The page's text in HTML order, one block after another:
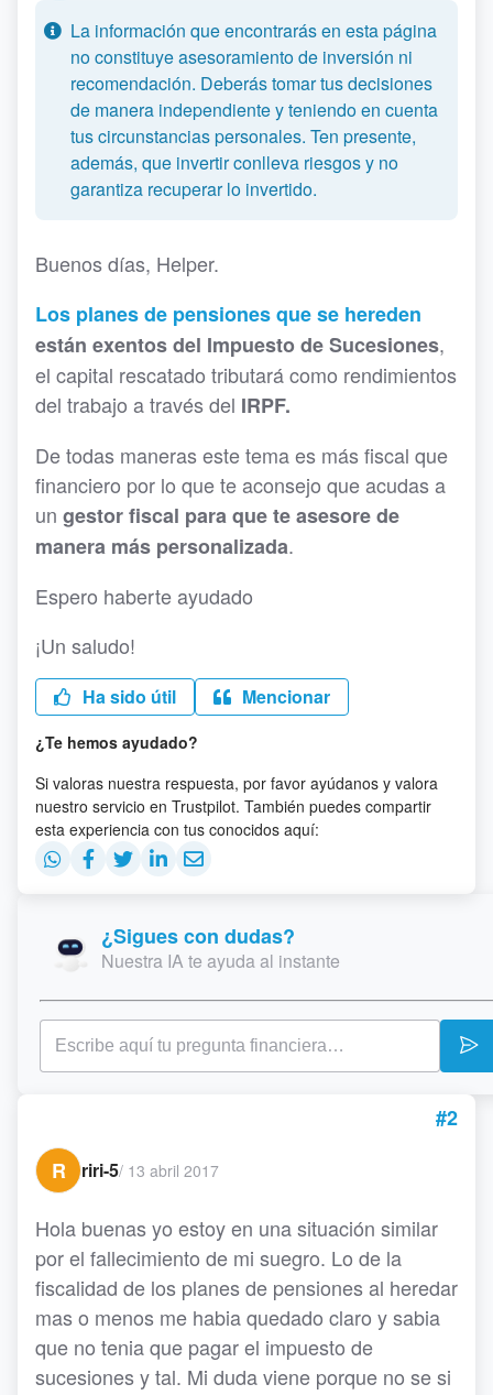
La información que encontrarás en esta página
no constituye asesoramiento de inversión ni
recomendación. Deberás tomar tus decisiones
de manera independiente y teniendo en cuenta
tus circunstancias personales. Ten presente,
además, que invertir conlleva riesgos y no
garantiza recuperar lo invertido.
Buenos días, Helper.
Los planes de pensiones que se hereden
están exentos del Impuesto de Sucesiones,
el capital rescatado tributará como rendimientos
del trabajo a través del IRPF.
De todas maneras este tema es más fiscal que
financiero por lo que te aconsejo que acudas a
un gestor fiscal para que te asesore de
manera más personalizada.
Espero haberte ayudado
¡Un saludo!
Ha sido útil Mencionar
¿Te hemos ayudado?
Si valoras nuestra respuesta, por favor ayúdanos y valora
nuestro servicio en Trustpilot. También puedes compartir
esta experiencia con tus conocidos aquí:
¿Sigues con dudas?
Nuestra IA te ayuda al instante
#2
R
riri-5/ 13 abril 2017
Hola buenas yo estoy en una situación similar
por el fallecimiento de mi suegro. Lo de la
fiscalidad de los planes de pensiones al heredar
mas o menos me habia quedado claro y sabia
que no tenia que pagar el impuesto de
sucesiones y tal. Mi duda viene porque no se si